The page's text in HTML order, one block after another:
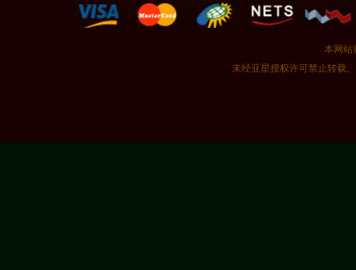
本网站
未经亚星授权许可禁止转载